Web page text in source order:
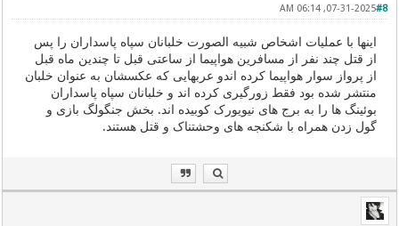
#8
07-31-2025, 06:14 AM
اینها با عملیات اشخاص شبیه الصورت خلبانان سپاه پاسداران را پس
از قتل چند نفر از مسافرین هواپیما از ساعتی قبل تا چندین ماه قبل
از پرواز سوار هواپیما کرده اندو عربهایی که عکسشان به عنوان خلبان
منتشر شده بود فقط زورگیری کرده اند و خلبانان سپاه پاسداران
بوئینگ ها را به برج های نیویورک کوبیده اند. بخش جنگولگ بازی و
گول زدن همراه با شکنجه های وحشتناک و قتل هستند.